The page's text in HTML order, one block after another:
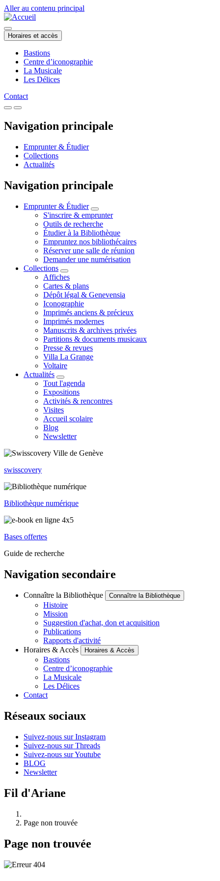
Aller au contenu principal
Horaires et accès
Bastions
Centre d’iconographie
La Musicale
Les Délices
Contact
Navigation principale
Emprunter & Étudier
Collections
Actualités
Navigation principale
Emprunter & Étudier
S'inscrire & emprunter
Outils de recherche
Étudier à la Bibliothèque
Empruntez nos bibliothécaires
Réserver une salle de réunion
Demander une numérisation
Collections
Affiches
Cartes & plans
Dépôt légal & Genevensia
Iconographie
Imprimés anciens & précieux
Imprimés modernes
Manuscrits & archives privées
Partitions & documents musicaux
Presse & revues
Villa La Grange
Voltaire
Actualités
Tout l'agenda
Expositions
Activités & rencontres
Visites
Accueil scolaire
Blog
Newsletter
swisscovery
Bibliothèque numérique
Bases offertes
Guide de recherche
Navigation secondaire
Connaître la Bibliothèque Connaître la Bibliothèque
Histoire
Mission
Suggestion d'achat, don et acquisition
Publications
Rapports d'activité
Horaires & Accès
Horaires & Accès
Bastions
Centre d’iconographie
La Musicale
Les Délices
Contact
Réseaux sociaux
Suivez-nous sur Instagram
Suivez-nous sur Threads
Suivez-nous sur Youtube
BLOG
Newsletter
Fil d'Ariane
Page non trouvée
Page non trouvée